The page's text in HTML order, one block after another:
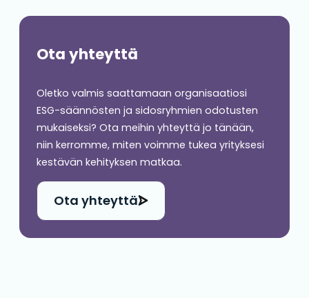
Ota yhteyttä
Oletko valmis saattamaan organisaatiosi
ESG-säännösten ja sidosryhmien odotusten
mukaiseksi? Ota meihin yhteyttä jo tänään,
niin kerromme, miten voimme tukea yrityksesi
kestävän kehityksen matkaa.
Ota yhteyttä